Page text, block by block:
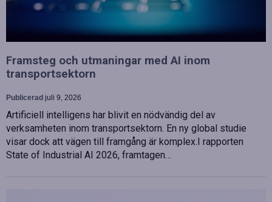
Framsteg och utmaningar med AI inom
transportsektorn
Publicerad juli 9, 2026
Artificiell intelligens har blivit en nödvändig del av
verksamheten inom transportsektorn. En ny global studie
visar dock att vägen till framgång är komplex.I rapporten
State of Industrial AI 2026, framtagen…